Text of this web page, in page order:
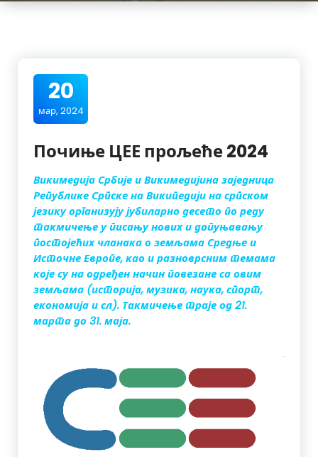
20
мар, 2024
Почиње ЦЕЕ прољеће 2024
Викимедија Србије и Викимедијина заједница
Републике Српске на Википедији на српском
језику организују јубиларно десето по реду
такмичење у писању нових и допуњавању
постојећих чланака о земљама Средње и
Источне Европе, као и разноврсним темама
које су на одређен начин повезане са овим
земљама (историја, музика, наука, спорт,
економија и сл). Такмичење траје од 21.
марта до 31. маја.